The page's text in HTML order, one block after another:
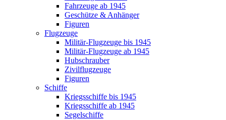
Fahrzeuge ab 1945
Geschütze & Anhänger
Figuren
Flugzeuge
Militär-Flugzeuge bis 1945
Militär-Flugzeuge ab 1945
Hubschrauber
Zivilflugzeuge
Figuren
Schiffe
Kriegsschiffe bis 1945
Kriegsschiffe ab 1945
Segelschiffe